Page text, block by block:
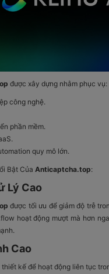
được xây dựng nhằm phục vụ:
công nghệ.
phần mềm.
quy mô lớn.
Bật Của Anticaptcha.top:
Lý Cao
được tối ưu để giảm độ trễ
hoạt động mượt mà hơn
Cao
kế để hoạt động liên tục